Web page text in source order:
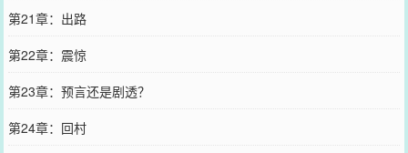
第21章：出路
第22章：震惊
第23章：预言还是剧透？
第24章：回村